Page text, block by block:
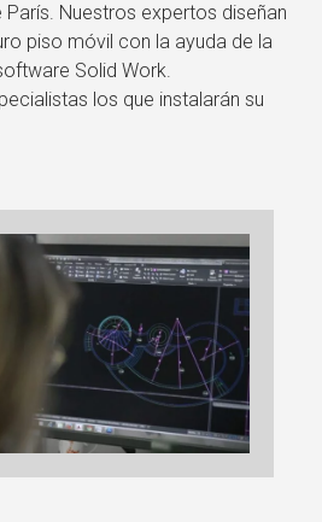
Nuestros expertos diseñan
piso móvil con la ayuda de la
Solid Work.
los que instalarán su